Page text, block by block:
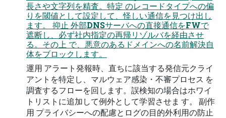
長さや文字列を精査。特定 のレコードタイプへの偏
りを閾値として設定して、怪しい通信を見つけ出し
ます。 抑止 外部DNSサーバへの直接通信をFWで
遮断し、必ず社内指定の再帰リゾルバを経由させ
る。その上 で、悪意のあるドメインへの名前解決自
体をブロックします。
運用 アラート発報時、直ちに該当する発信元クライ
アントを特定し、マルウェア感染・不審プロセス を
調査するフローを回します。誤検知の場合はホワイ
トリストに追加して例外として学習させま す。 副作
用 プライバシーへの配慮とログの目的外利用の防止